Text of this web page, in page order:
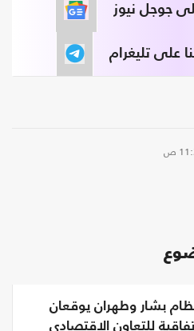
على جوجل نيوز
على تليغرام
ص
بشار وطهران يوقعان
للتعاون الاقتصادي